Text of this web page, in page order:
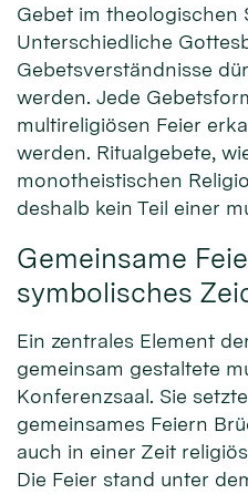
Gebet im theologischen
Unterschiedliche
Gebetsverständnisse
werden. Jede
multireligiösen Feier
werden. Ritualgebete,
monotheistischen
deshalb kein Teil einer
Gemeinsame
symbolisches
Ein zentrales Element
gemeinsam gestaltete
Konferenzsaal. Sie
gemeinsames Feiern
auch in einer Zeit
Die Feier stand unter